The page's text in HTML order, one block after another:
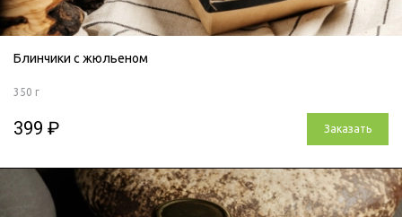
Блинчики с жюльеном
350 г
399 ₽ Заказать